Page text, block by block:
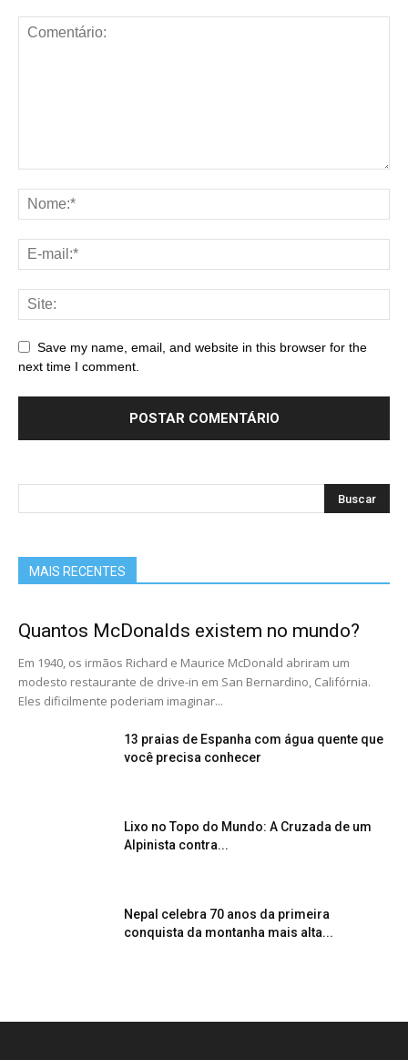
Save my name, email, and website in this browser for the
next time I comment.
MAIS RECENTES
Quantos McDonalds existem no mundo?
Em 1940, os irmãos Richard e Maurice McDonald abriram um
modesto restaurante de drive-in em San Bernardino, Califórnia.
Eles dificilmente poderiam imaginar...
13 praias de Espanha com água quente que
você precisa conhecer
Lixo no Topo do Mundo: A Cruzada de um
Alpinista contra...
Nepal celebra 70 anos da primeira
conquista da montanha mais alta...